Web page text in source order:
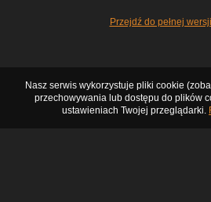
Przejdź do pełnej
Nasz serwis wykorzystuje pliki cookie
przechowywania lub dostępu do plików
ustawieniach Twojej przeglądarki.